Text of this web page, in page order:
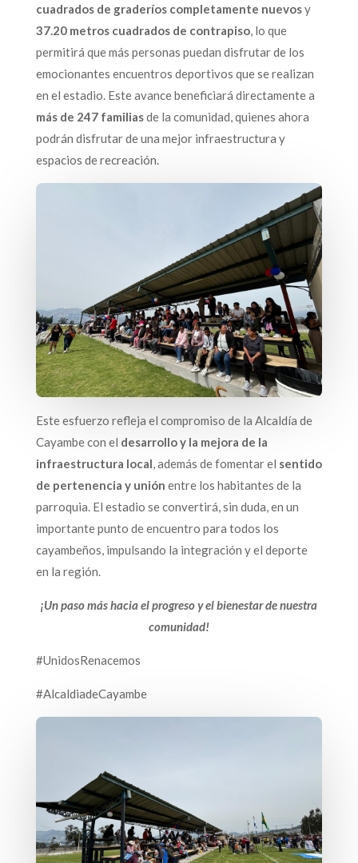
cuadrados de graderíos completamente nuevosy
37.20 metros cuadrados de contrapiso, lo que
permitirá que más personas puedan disfrutar de los
emocionantes encuentros deportivos que se realizan
en el estadio. Este avance beneficiará directamente a
más de 247 familiasde la comunidad, quienes ahora
podrán disfrutar de una mejor infraestructura y
espacios de recreación.
Este esfuerzo refleja el compromiso de la Alcaldía de
Cayambe con el desarrollo y la mejora de la
infraestructura local, además de fomentar el sentido
de pertenencia y unión entre los habitantes de la
parroquia. El estadio se convertirá, sin duda, en un
importante punto de encuentro para todos los
cayambeños, impulsando la integración y el deporte
en la región.
¡Un paso más hacia el progreso y el bienestar de nuestra
comunidad!
#UnidosRenacemos
#AlcaldiadeCayambe